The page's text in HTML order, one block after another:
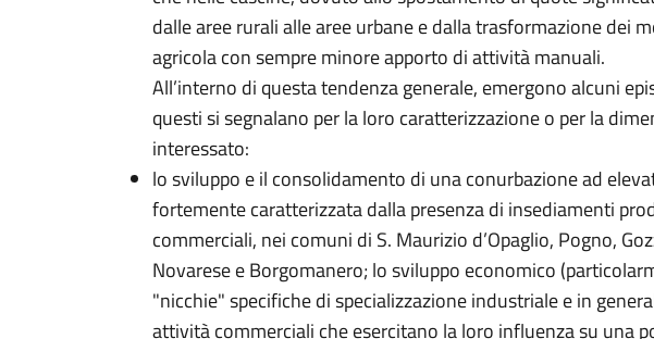
dalle aree rurali alle aree urbane e dalla trasformazione dei
agricola con sempre minore apporto di attività manuali.
All’interno di questa tendenza generale, emergono alcuni
questi si segnalano per la loro caratterizzazione o per la
interessato:
lo sviluppo e il consolidamento di una conurbazione ad
fortemente caratterizzata dalla presenza di insediamenti
commerciali, nei comuni di S. Maurizio d’Opaglio, Pogno,
Novarese e Borgomanero; lo sviluppo economico
"nicchie" specifiche di specializzazione industriale e in
attività commerciali che esercitano la loro influenza su una